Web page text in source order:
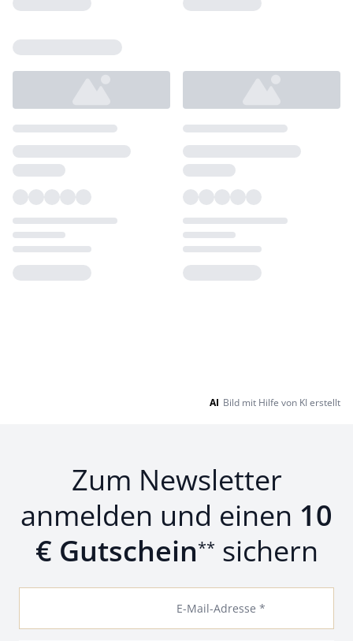
AI Bild mit Hilfe von KI erstellt
Zum Newsletter
anmelden und einen 10
€ Gutschein** sichern
E-Mail-Adresse *